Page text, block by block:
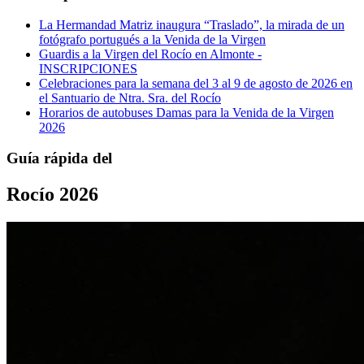
La Hermandad Matriz inaugura “Traslado”, la mirada de un
fotógrafo portugués a la Venida de la Virgen
Guardis a la Virgen del Rocío en Almonte -
INSCRIPCIONES
Celebraciones para la semana del 3 al 9 de agosto de 2026 en
el Santuario de Ntra. Sra. del Rocío
Horarios de autobuses Damas para la Venida de la Virgen
2026
Guía rápida del
Rocío 2026